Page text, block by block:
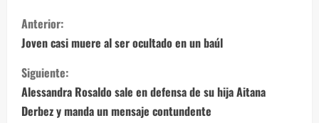
S
i
g
u
Anterior:
Joven casi muere al ser ocultado en un baúl
Siguiente:
Alessandra Rosaldo sale en defensa de su hija Aitana
Derbez y manda un mensaje contundente